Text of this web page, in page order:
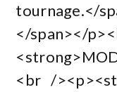
tournage.</
</
<br /